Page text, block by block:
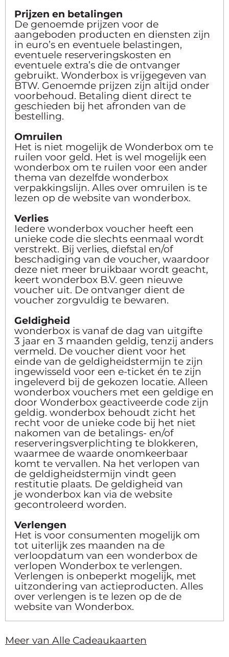
Prijzen en betalingen
De genoemde prijzen voor de
aangeboden producten en diensten zijn
in euro’s en eventuele belastingen,
eventuele reserveringskosten en
eventuele extra’s die de ontvanger
gebruikt. Wonderbox is vrijgegeven van
BTW. Genoemde prijzen zijn altijd onder
voorbehoud. Betaling dient direct te
geschieden bij het afronden van de
bestelling.
Omruilen
Het is niet mogelijk de Wonderbox om te
ruilen voor geld. Het is wel mogelijk een
wonderbox om te ruilen voor een ander
thema van dezelfde wonderbox
verpakkingslijn. Alles over omruilen is te
lezen op de website van wonderbox.
Verlies
Iedere wonderbox voucher heeft een
unieke code die slechts eenmaal wordt
verstrekt. Bij verlies, diefstal en/of
beschadiging van de voucher, waardoor
deze niet meer bruikbaar wordt geacht,
keert wonderbox B.V. geen nieuwe
voucher uit. De ontvanger dient de
voucher zorgvuldig te bewaren.
Geldigheid
wonderbox is vanaf de dag van uitgifte
3 jaar en 3 maanden geldig, tenzij anders
vermeld. De voucher dient voor het
einde van de geldigheidstermijn te zijn
ingewisseld voor een e-ticket én te zijn
ingeleverd bij de gekozen locatie. Alleen
wonderbox vouchers met een geldige en
door Wonderbox geactiveerde code zijn
geldig. wonderbox behoudt zicht het
recht voor de unieke code bij het niet
nakomen van de betalings- en/of
reserveringsverplichting te blokkeren,
waarmee de waarde onomkeerbaar
komt te vervallen. Na het verlopen van
de geldigheidstermijn vindt geen
restitutie plaats. De geldigheid van
je wonderbox kan via de website
gecontroleerd worden.
Verlengen
Het is voor consumenten mogelijk om
tot uiterlijk zes maanden na de
verloopdatum van een wonderbox de
verlopen Wonderbox te verlengen.
Verlengen is onbeperkt mogelijk, met
uitzondering van actieproducten. Alles
over verlengen is te lezen op de de
website van Wonderbox.
Meer van Alle Cadeaukaarten